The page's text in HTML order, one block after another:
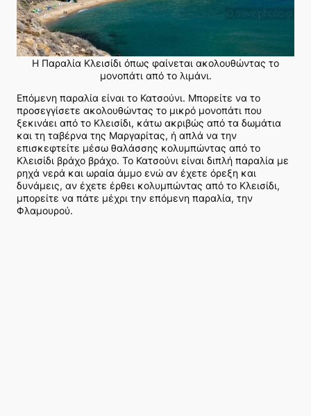
Η Παραλία Κλεισίδι όπως φαίνεται ακολουθώντας το
μονοπάτι από το λιμάνι.
Επόμενη παραλία είναι το Κατσούνι. Μπορείτε να το
προσεγγίσετε ακολουθώντας το μικρό μονοπάτι που
ξεκινάει από το Κλεισίδι, κάτω ακριβώς από τα δωμάτια
και τη ταβέρνα της Μαργαρίτας, ή απλά να την
επισκεφτείτε μέσω θαλάσσης κολυμπώντας από το
Κλεισίδι βράχο βράχο. Το Κατσούνι είναι διπλή παραλία με
ρηχά νερά και ωραία άμμο ενώ αν έχετε όρεξη και
δυνάμεις, αν έχετε έρθει κολυμπώντας από το Κλεισίδι,
μπορείτε να πάτε μέχρι την επόμενη παραλία, την
Φλαμουρού.